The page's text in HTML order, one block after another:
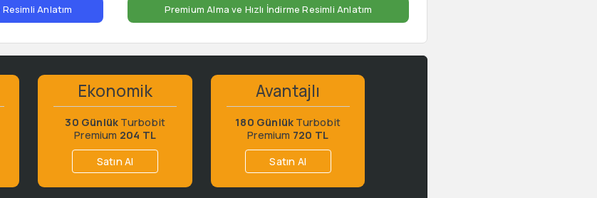
Anlatım Premium Alma ve Hızlı İndirme Resimli Anlatım
Ekonomik
30 Günlük Turbobit
Premium 204 TL
Satın Al
Avantajlı
180 Günlük Turbobit
Premium 720 TL
Satın Al